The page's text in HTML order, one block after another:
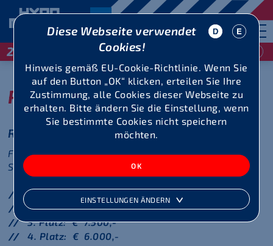
Diese Webseite verwendet
Cookies!
Hinweis gemäß EU-Cookie-Richtlinie. Wenn Sie
auf den Button „OK“ klicken, erteilen Sie Ihre
Zustimmung, alle Cookies dieser Webseite zu
erhalten. Bitte ändern Sie die Einstellung, wenn
Sie bestimmte Cookies nicht speichern
möchten.
EINSTELLUNGEN ÄNDERN
29 / 30 Mai 2027
Preisgeld 2026
Ranking
Folgende Preisgelder werden für die
Siebenkämpferinnen und Zehnkämpfer ausbezahlt:
1. Platz: € 15.000,-
2. Platz: € 11.000,-
3. Platz: € 7.500,-
4. Platz: € 6.000,-